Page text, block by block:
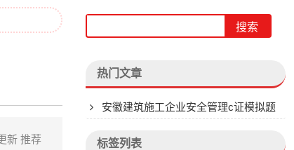
新 推荐
热门文章
安徽建筑施工企业安全管理c证模拟题
标签列表